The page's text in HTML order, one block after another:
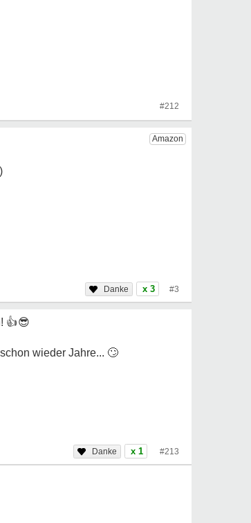
#212
x 3 #3
👍😎
wieder Jahre... 🙄
x 1 #213